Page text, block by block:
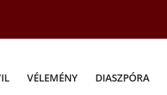
VÉLEMÉNY DIASZPÓRA